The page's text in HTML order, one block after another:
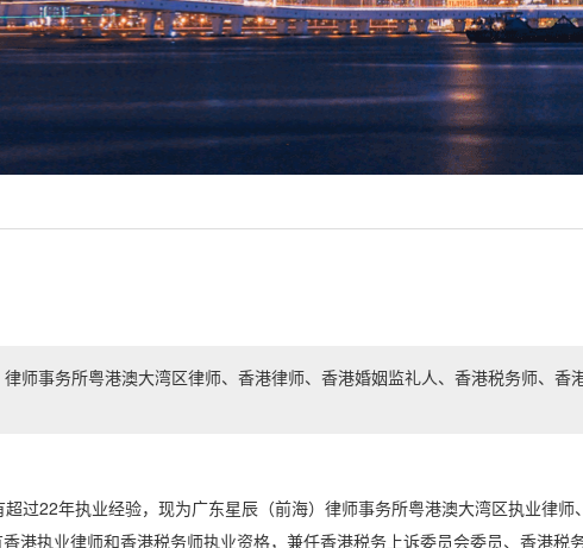
师事务所粤港澳大湾区律师、香港律师、香港婚姻监礼人、香港税务师、香
过22年执业经验，现为广东星辰（前海）律师事务所粤港澳大湾区执业律师
港执业律师和香港税务师执业资格，兼任香港税务上诉委员会委员、香港税